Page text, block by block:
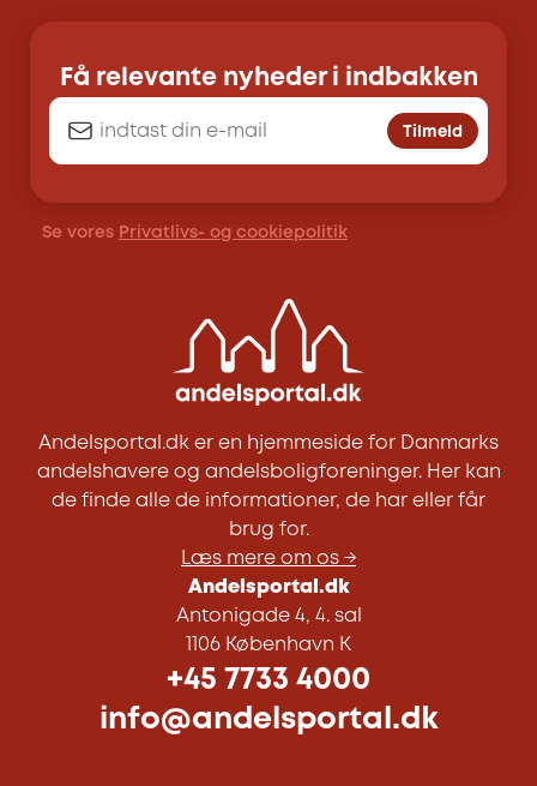
Få relevante nyheder i indbakken
Tilmeld
Se vores Privatlivs- og cookiepolitik
Andelsportal.dk er en hjemmeside for Danmarks
andelshavere og andelsboligforeninger. Her kan
de finde alle de informationer, de har eller får
brug for.
Læs mere om os →
Andelsportal.dk
Antonigade 4, 4. sal
1106 København K
+45 7733 4000
info@andelsportal.dk